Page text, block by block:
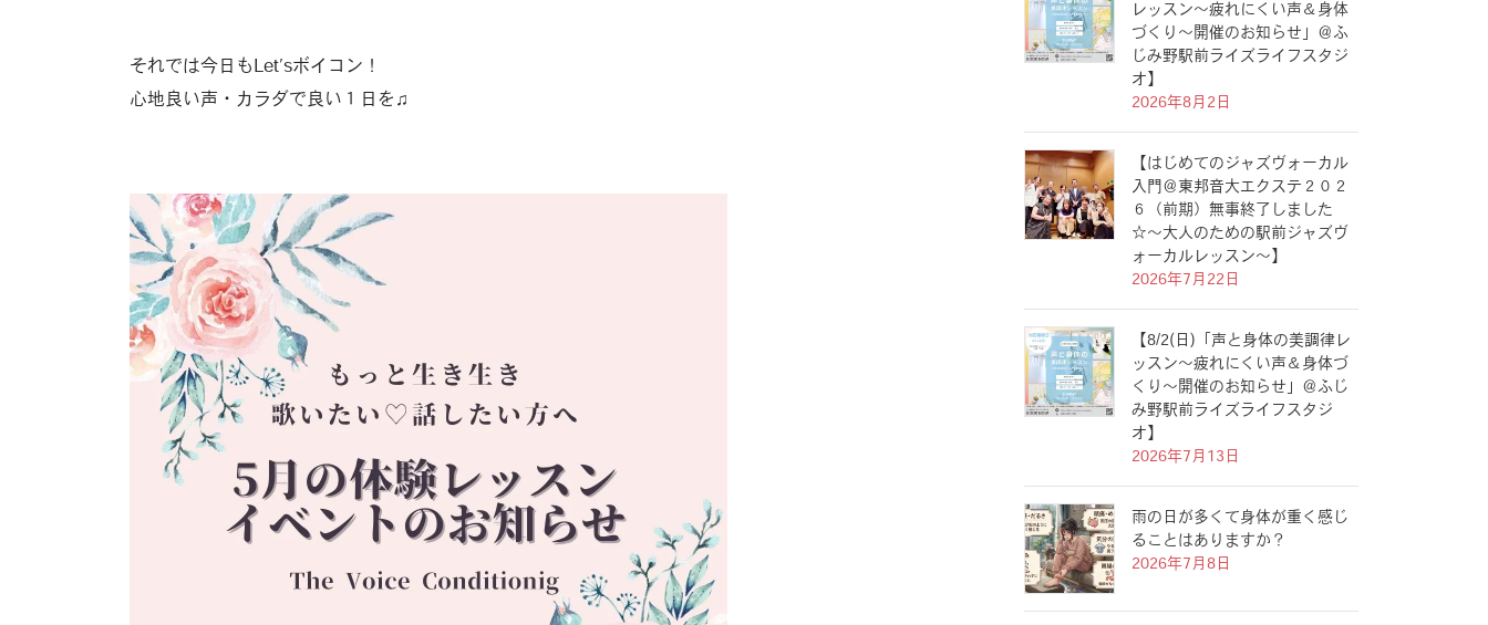
それでは今日もLet’sボイコン！
心地良い声・カラダで良い１日を♫
レッスン〜疲れにくい声＆身体
づくり〜開催のお知らせ」＠ふ
じみ野駅前ライズライフスタジ
オ】
2026年8月2日
【はじめてのジャズヴォーカル
入門＠東邦音大エクステ２０２
６（前期）無事終了しました
☆〜大人のための駅前ジャズヴ
ォーカルレッスン〜】
2026年7月22日
【8/2(日)「声と身体の美調律レ
ッスン〜疲れにくい声＆身体づ
くり〜開催のお知らせ」＠ふじ
み野駅前ライズライフスタジ
オ】
2026年7月13日
雨の日が多くて身体が重く感じ
ることはありますか？
2026年7月8日